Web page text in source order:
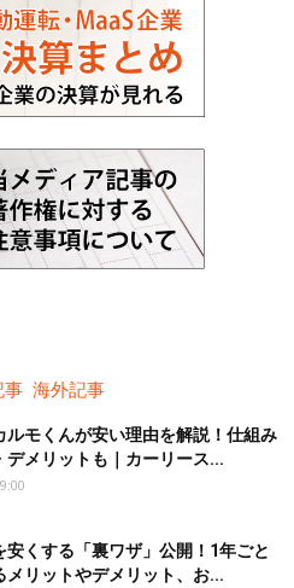
事 海外記事
ルモくんが安い理由を解説！仕組み
デメリットも｜カーリース...
安くする「裏ワザ」公開！1年ごと
メリットやデメリット、お...